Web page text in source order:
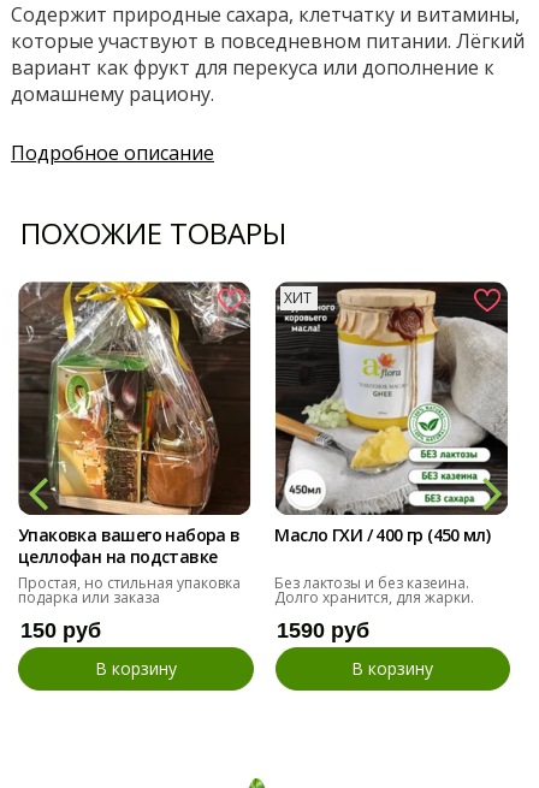
Содержит природные сахара, клетчатку и витамины,
которые участвуют в повседневном питании. Лёгкий
вариант как фрукт для перекуса или дополнение к
домашнему рациону.
Подробное описание
ПОХОЖИЕ ТОВАРЫ
Упаковка вашего набора в
целлофан на подставке
Простая, но стильная упаковка
подарка или заказа
150 руб
В корзину
ХИТ
Масло ГХИ / 400 гр (450 мл)
Без лактозы и без казеина.
Долго хранится, для жарки.
1590 руб
В корзину